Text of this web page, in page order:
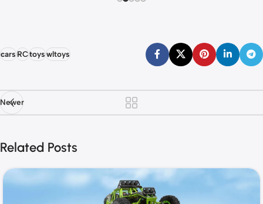
carsRCtoyswltoys
Newer
Related Posts